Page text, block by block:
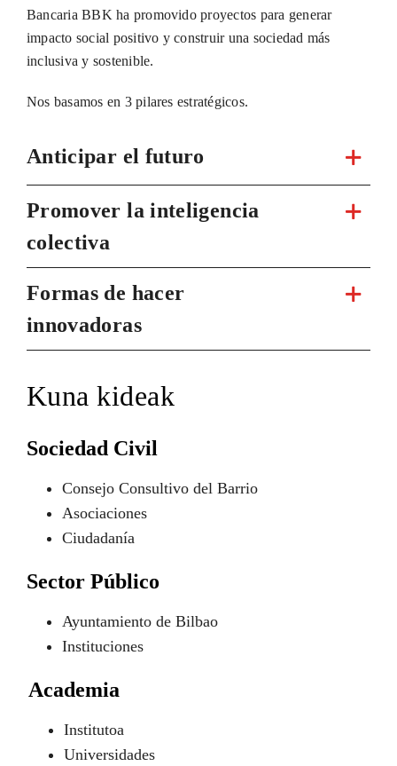
Bancaria BBK ha promovido proyectos para generar
impacto social positivo y construir una sociedad más
inclusiva y sostenible.
Nos basamos en 3 pilares estratégicos.
Anticipar el futuro
Promover la inteligencia
colectiva
Formas de hacer
innovadoras
Kuna kideak
Sociedad Civil
Consejo Consultivo del Barrio
Asociaciones
Ciudadanía
Sector Público
Ayuntamiento de Bilbao
Instituciones
Academia
Institutoa
Universidades